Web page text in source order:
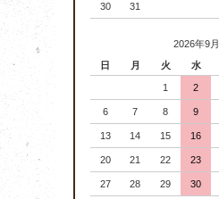
30 31
2026年9月
日
月 火 水
1 2
6 7 8 9
13 14 15 16
20 21 22 23
27 28 29 30